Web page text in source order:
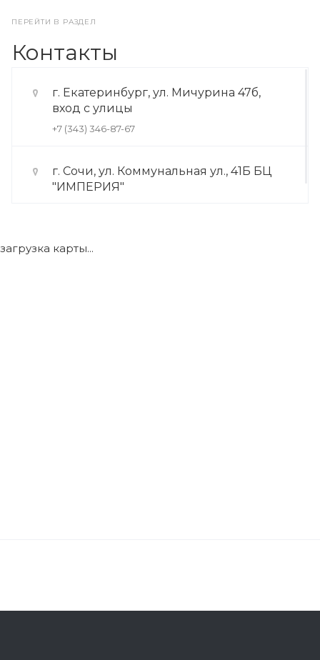
ПЕРЕЙТИ В РАЗДЕЛ
Контакты
г. Екатеринбург, ул. Мичурина 47б,
вход с улицы
+7 (343) 346-87-67
г. Сочи, ул. Коммунальная ул., 41Б БЦ
"ИМПЕРИЯ"
загрузка карты...